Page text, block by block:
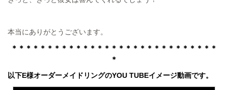
本当にありがとうございます。
＊＊＊＊＊＊＊＊＊＊＊＊＊＊＊＊＊＊＊＊＊＊＊＊＊＊＊＊＊
＊
以下E様オーダーメイドリングのYOU TUBEイメージ動画です。